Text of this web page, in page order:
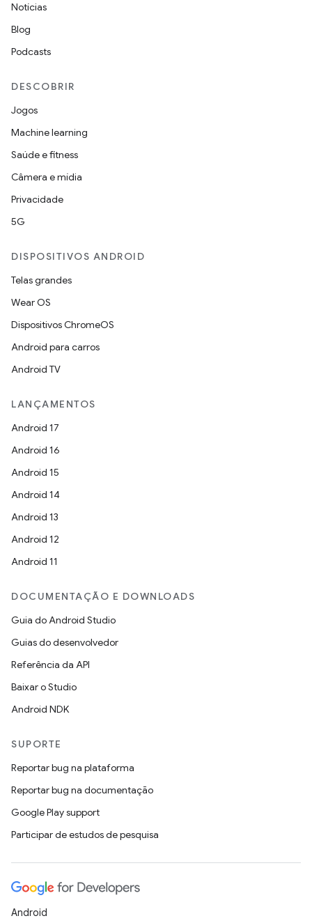
Notícias
Blog
Podcasts
DESCOBRIR
Jogos
Machine learning
Saúde e fitness
Câmera e mídia
Privacidade
5G
DISPOSITIVOS ANDROID
Telas grandes
Wear OS
Dispositivos ChromeOS
Android para carros
Android TV
LANÇAMENTOS
Android 17
Android 16
Android 15
Android 14
Android 13
Android 12
Android 11
DOCUMENTAÇÃO E DOWNLOADS
Guia do Android Studio
Guias do desenvolvedor
Referência da API
Baixar o Studio
Android NDK
SUPORTE
Reportar bug na plataforma
Reportar bug na documentação
Google Play support
Participar de estudos de pesquisa
Android